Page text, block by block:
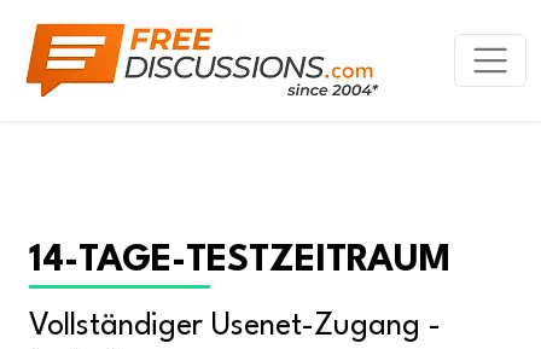
14-TAGE-TESTZEITRAUM
Vollständiger Usenet-Zugang -